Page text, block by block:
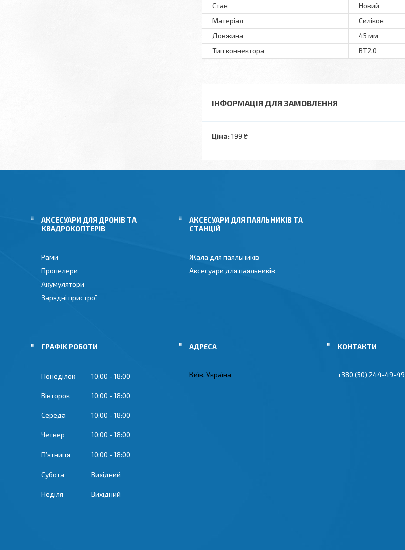
Стан
Новий
Матеріал
Силікон
Довжина
45 мм
Тип коннектора
BT2.0
ІНФОРМАЦІЯ ДЛЯ ЗАМОВЛЕННЯ
Ціна: 199 ₴
АКСЕСУАРИ ДЛЯ ДРОНІВ ТА
КВАДРОКОПТЕРІВ
Рами
Пропелери
Акумулятори
Зарядні пристрої
АКСЕСУАРИ ДЛЯ ПАЯЛЬНИКІВ ТА
СТАНЦІЙ
Жала для паяльників
Аксесуари для паяльників
ГРАФІК РОБОТИ
Понеділок 10:00 18:00
Вівторок 10:00 18:00
Середа 10:00 18:00
Четвер 10:00 18:00
Пʼятниця 10:00 18:00
Субота Вихідний
Неділя Вихідний
Київ, Україна +380 (50) 244-49-49